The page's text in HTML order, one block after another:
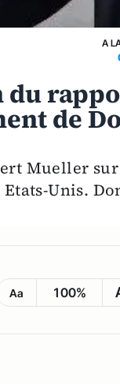
A
de
Mueller
Unis.
Aa 100%